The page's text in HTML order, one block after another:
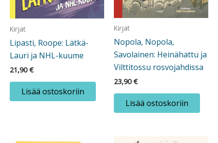
Kirjat
Lipasti, Roope: Lätkä-
Lauri ja NHL-kuume
21,90€
Lisää ostoskoriin
Kirjat
Nopola, Nopola,
Savolainen: Heinähattu ja
Vilttitossu rosvojahdissa
23,90€
Lisää ostoskoriin